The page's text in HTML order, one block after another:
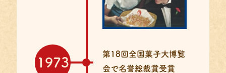
1973
第18回全国菓子大博覧
会で名誉総裁賞受賞